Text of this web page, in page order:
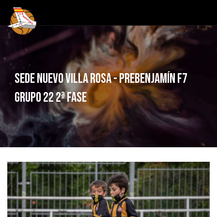
Sede Nuevo Villa Rosa - Prebenjamín F7
Grupo 22 2ª Fase